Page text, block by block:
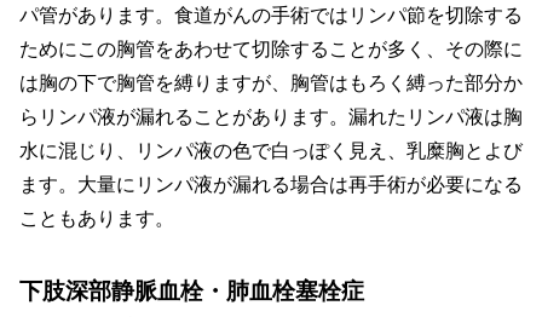
パ管があります。食道がんの手術ではリンパ節を切除する
ためにこの胸管をあわせて切除することが多く、その際に
は胸の下で胸管を縛りますが、胸管はもろく縛った部分か
らリンパ液が漏れることがあります。漏れたリンパ液は胸
水に混じり、リンパ液の色で白っぽく見え、乳糜胸とよび
ます。大量にリンパ液が漏れる場合は再手術が必要になる
こともあります。
下肢深部静脈血栓・肺血栓塞栓症